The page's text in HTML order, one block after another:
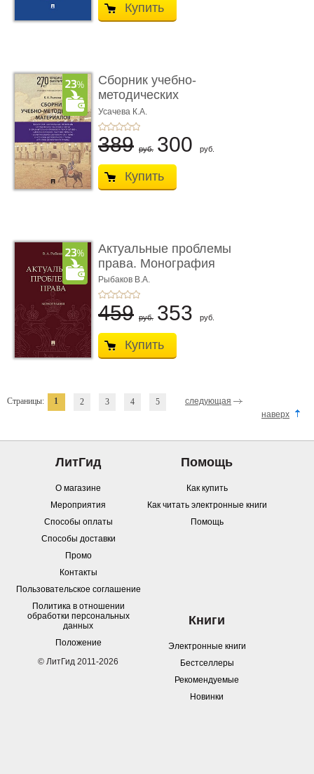
Купить
Сборник учебно-
методических
материалов по кур ...
Усачева К.А.
389 руб. 300 руб.
Купить
Актуальные проблемы
права. Монография
Рыбаков В.А.
459 руб. 353 руб.
Купить
Страницы: 1 2 3 4 5
следующая
наверх
ЛитГид
О магазине
Мероприятия
Способы оплаты
Способы доставки
Промо
Контакты
Пользовательское соглашение
Политика в отношении
обработки персональных
данных
Положение
© ЛитГид 2011-2026
Помощь
Как купить
Как читать электронные книги
Помощь
Книги
Электронные книги
Бестселлеры
Рекомендуемые
Новинки